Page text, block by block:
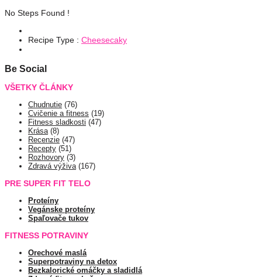
No Steps Found !
Recipe Type : Cheesecaky
Be Social
VŠETKY ČLÁNKY
Chudnutie (76)
Cvičenie a fitness (19)
Fitness sladkosti (47)
Krása(8)
Recenzie (47)
Recepty (51)
Rozhovory (3)
Zdravá výživa(167)
PRE SUPER FIT TELO
Proteíny
Vegánske proteíny
Spaľovače tukov
FITNESS POTRAVINY
Orechové maslá
Superpotraviny na detox
Bezkalorické omáčky a sladidlá